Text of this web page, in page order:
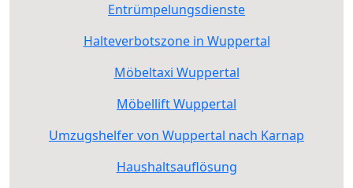
Entrümpelungsdienste
Halteverbotszone in Wuppertal
Möbeltaxi Wuppertal
Möbellift Wuppertal
Umzugshelfer von Wuppertal nach Karnap
Haushaltsauflösung